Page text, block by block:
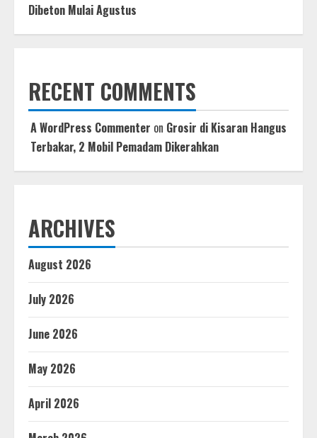
Dibeton Mulai Agustus
RECENT COMMENTS
A WordPress Commenter on Grosir di Kisaran Hangus
Terbakar, 2 Mobil Pemadam Dikerahkan
ARCHIVES
August 2026
July 2026
June 2026
May 2026
April 2026